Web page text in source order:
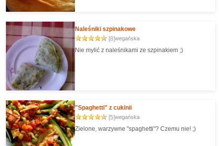
Naleśniki szpinakowe
[8]wegańska
Nie mylić z naleśnikami ze szpinakiem ;)
"Spaghetti" z cukinii
[5]wegańska
Zielone, warzywne "spaghetti"? Czemu nie! ;)